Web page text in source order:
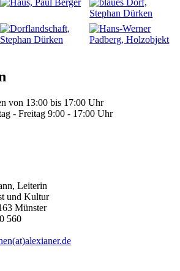
von 13:00 bis 17:00 Uhr
- Freitag 9:00 - 17:00 Uhr
Leiterin
und Kultur
Münster
560